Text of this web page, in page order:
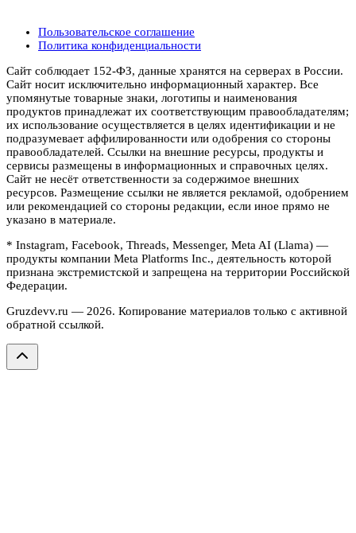
Пользовательское соглашение
Политика конфиденциальности
Сайт соблюдает 152-ФЗ, данные хранятся на серверах в России.
Сайт носит исключительно информационный характер. Все
упомянутые товарные знаки, логотипы и наименования
продуктов принадлежат их соответствующим правообладателям;
их использование осуществляется в целях идентификации и не
подразумевает аффилированности или одобрения со стороны
правообладателей. Ссылки на внешние ресурсы, продукты и
сервисы размещены в информационных и справочных целях.
Сайт не несёт ответственности за содержимое внешних
ресурсов. Размещение ссылки не является рекламой, одобрением
или рекомендацией со стороны редакции, если иное прямо не
указано в материале.
* Instagram, Facebook, Threads, Messenger, Meta AI (Llama) —
продукты компании Meta Platforms Inc., деятельность которой
признана экстремистской и запрещена на территории Российской
Федерации.
Gruzdevv.ru — 2026. Копирование материалов только с активной
обратной ссылкой.